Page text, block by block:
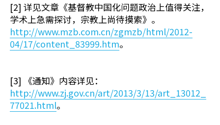
[2] 详见文章《基督教中国化问题政治上值得关注，
学术上急需探讨，宗教上尚待摸索》。
http://www.mzb.com.cn/zgmzb/html/2012-
04/17/content_83999.htm。
[3] 《通知》内容详见：
http://www.zj.gov.cn/art/2013/3/13/art_13012_
77021.html。